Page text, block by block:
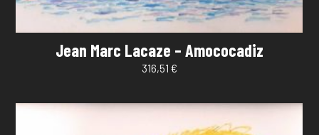
Jean Marc Lacaze – Amococadiz
316,51 €